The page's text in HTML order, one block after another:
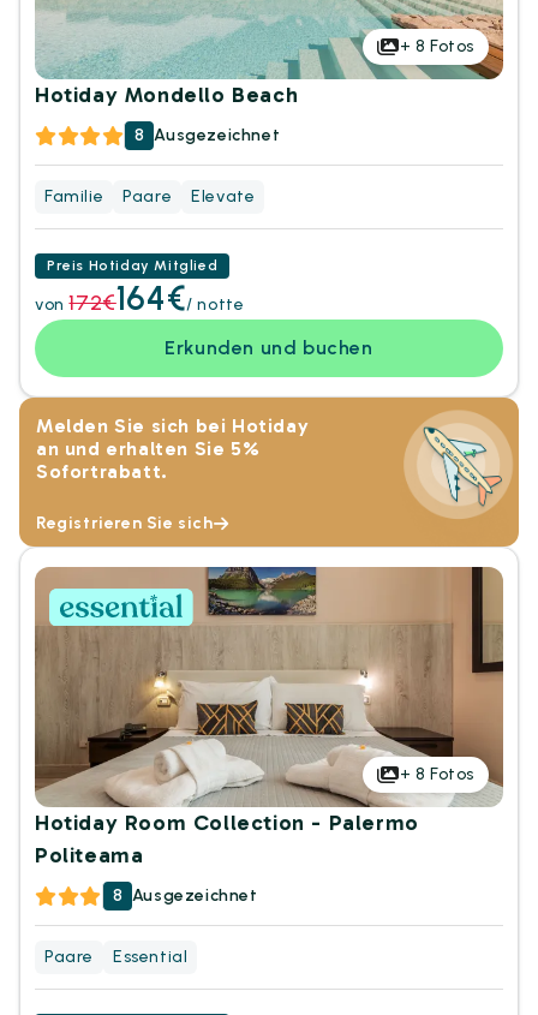
+ 8 Fotos
Hotiday Mondello Beach
8 Ausgezeichnet
Familie Paare Elevate
Preis Hotiday Mitglied
von 172€164€/ notte
Erkunden und buchen
Melden Sie sich bei Hotiday
an und erhalten Sie 5%
Sofortrabatt.
Registrieren Sie sich
+ 8 Fotos
Hotiday Room Collection - Palermo
Politeama
8 Ausgezeichnet
Paare Essential